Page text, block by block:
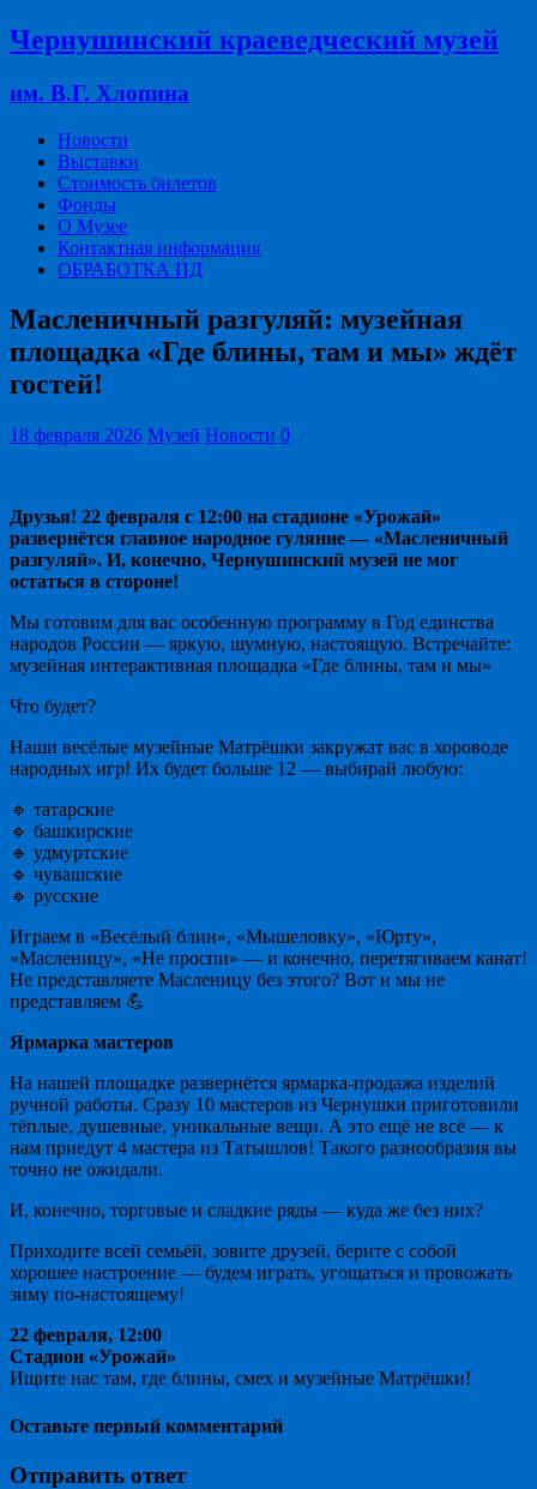
Чернушинский краеведческий музей
им. В.Г. Хлопина
Новости
Выставки
Стоимость билетов
Фонды
О Музее
Контактная информация
ОБРАБОТКА ПД
Масленичный разгуляй: музейная
площадка «Где блины, там и мы» ждёт
гостей!
18 февраля 2026 Музей Новости 0
Друзья! 22 февраля с 12:00 на стадионе «Урожай»
развернётся главное народное гуляние — «Масленичный
разгуляй». И, конечно, Чернушинский музей не мог
остаться в стороне!
Мы готовим для вас особенную программу в Год единства
народов России — яркую, шумную, настоящую. Встречайте:
музейная интерактивная площадка «Где блины, там и мы»
Что будет?
Наши весёлые музейные Матрёшки закружат вас в хороводе
народных игр! Их будет больше 12 — выбирай любую:
🔹 татарские
🔹 башкирские
🔹 удмуртские
🔹 чувашские
🔹 русские
Играем в «Весёлый блин», «Мышеловку», «Юрту»,
«Масленицу», «Не проспи» — и конечно, перетягиваем канат!
Не представляете Масленицу без этого? Вот и мы не
представляем 💪
Ярмарка мастеров
На нашей площадке развернётся ярмарка-продажа изделий
ручной работы. Сразу 10 мастеров из Чернушки приготовили
тёплые, душевные, уникальные вещи. А это ещё не всё — к
нам приедут 4 мастера из Татышлов! Такого разнообразия вы
точно не ожидали.
И, конечно, торговые и сладкие ряды — куда же без них?
Приходите всей семьёй, зовите друзей, берите с собой
хорошее настроение — будем играть, угощаться и провожать
зиму по-настоящему!
22 февраля, 12:00
Стадион «Урожай»
Ищите нас там, где блины, смех и музейные Матрёшки!
Оставьте первый комментарий
Отправить ответ